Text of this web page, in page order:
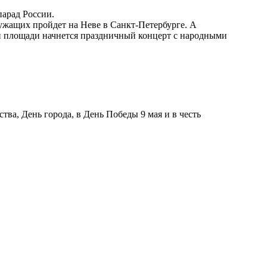
России.
пройдет на Неве в Санкт-Петербурге. А
начнется праздничный концерт с народными
День города, в День Победы 9 мая и в честь